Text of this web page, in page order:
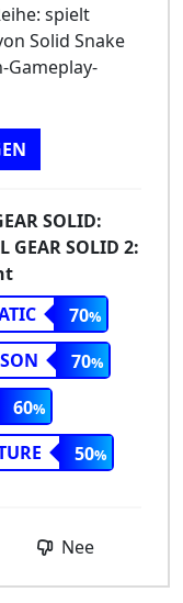
spielt
Solid Snake
Gameplay-
SOLID:
GEAR SOLID 2:
70
70
60
50
Nee